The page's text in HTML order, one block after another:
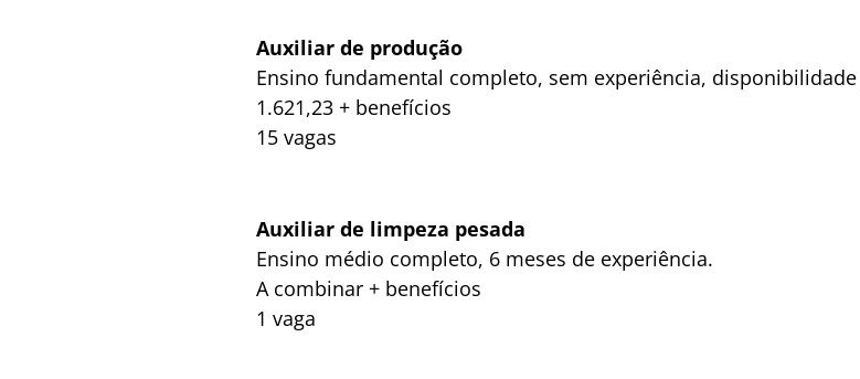
Auxiliar de produção
Ensino fundamental completo, sem experiência,
1.621,23 + benefícios
15 vagas
Auxiliar de limpeza pesada
Ensino médio completo, 6 meses de experiência.
A combinar + benefícios
1 vaga